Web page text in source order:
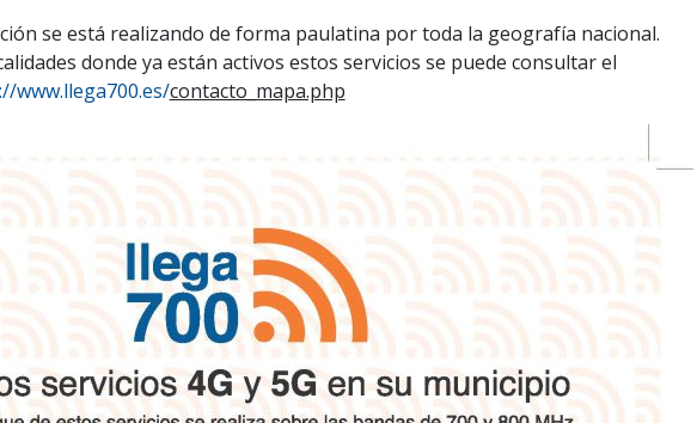
se está realizando de forma paulatina por toda la geografía nacional.
donde ya están activos estos servicios se puede consultar el
www.llega700.es/contacto_mapa.php